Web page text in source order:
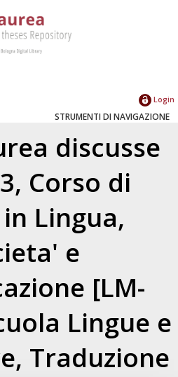
Login
STRUMENTI DI NAVIGAZIONE
discusse
Corso di
Lingua,
e
[LM-
Lingue e
Traduzione